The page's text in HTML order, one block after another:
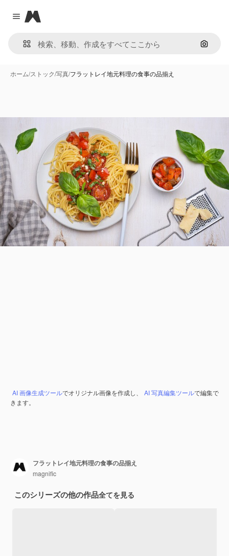
Close menu
Magnific
画像で
ホーム/ストック/写真/フラットレイ地元料理の食事の品揃え
AI 画像生成ツールでオリジナル画像を作成し、 AI 写真編集ツールで編集で
きます。
フラットレイ地元料理の食事の品揃え
magnific
このシリーズの他の作品全てを見る